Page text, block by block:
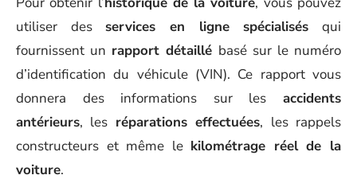
utiliser des services en ligne spécialisés qui
fournissent un rapport détaillé basé sur le numéro
d’identification du véhicule (VIN). Ce rapport vous
donnera des informations sur les accidents
antérieurs, les réparations effectuées, les rappels
constructeurs et même le kilométrage réel de la
voiture.